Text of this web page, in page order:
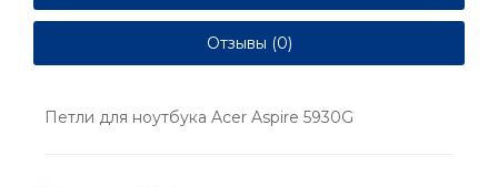
Отзывы (0)
Петли для ноутбука Acer Aspire 5930G